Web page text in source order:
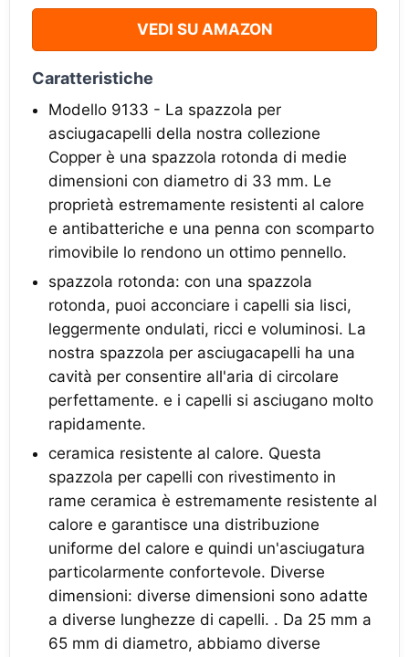
VEDI SU AMAZON
Caratteristiche
Modello 9133 - La spazzola per
asciugacapelli della nostra collezione
Copper è una spazzola rotonda di medie
dimensioni con diametro di 33 mm. Le
proprietà estremamente resistenti al calore
e antibatteriche e una penna con scomparto
rimovibile lo rendono un ottimo pennello.
spazzola rotonda: con una spazzola
rotonda, puoi acconciare i capelli sia lisci,
leggermente ondulati, ricci e voluminosi. La
nostra spazzola per asciugacapelli ha una
cavità per consentire all'aria di circolare
perfettamente. e i capelli si asciugano molto
rapidamente.
ceramica resistente al calore. Questa
spazzola per capelli con rivestimento in
rame ceramica è estremamente resistente al
calore e garantisce una distribuzione
uniforme del calore e quindi un'asciugatura
particolarmente confortevole. Diverse
dimensioni: diverse dimensioni sono adatte
a diverse lunghezze di capelli. . Da 25 mm a
65 mm di diametro, abbiamo diverse